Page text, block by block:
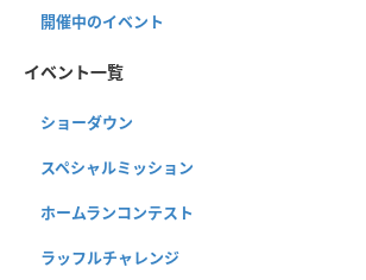
開催中のイベント
イベント一覧
ショーダウン
スペシャルミッション
ホームランコンテスト
ラッフルチャレンジ